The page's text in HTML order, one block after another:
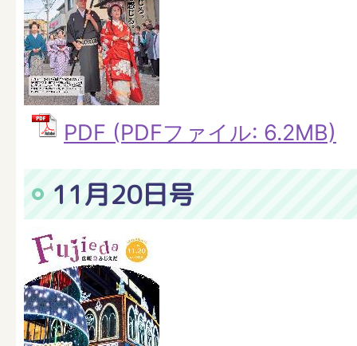
PDF (PDFファイル: 6.2MB)
11月20日号